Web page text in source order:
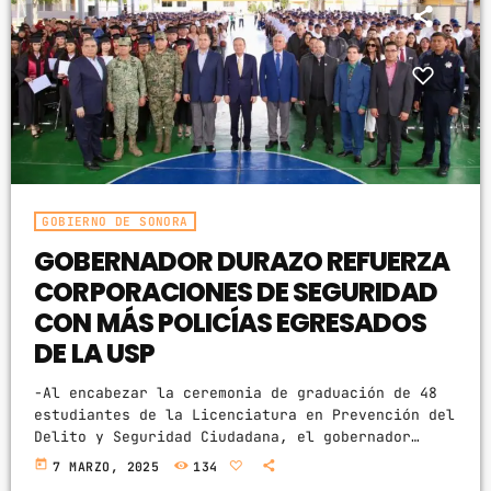
ARCHIVOS
marzo 2025
febrero 2025
enero 2025
diciembre 2024
noviembre 2024
octubre 2024
septiembre 2024
agosto 2024
julio 2024
GOBIERNO DE SONORA
GOBERNADOR DURAZO REFUERZA
CORPORACIONES DE SEGURIDAD
CON MÁS POLICÍAS EGRESADOS
DE LA USP
-Al encabezar la ceremonia de graduación de 48
estudiantes de la Licenciatura en Prevención del
Delito y Seguridad Ciudadana, el gobernador
Alfonso Durazo Montaño reafirmó su compromiso
today 7 MARZO, 2025 134